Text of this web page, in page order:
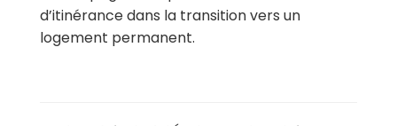
d’itinérance dans la transition vers un
logement permanent.